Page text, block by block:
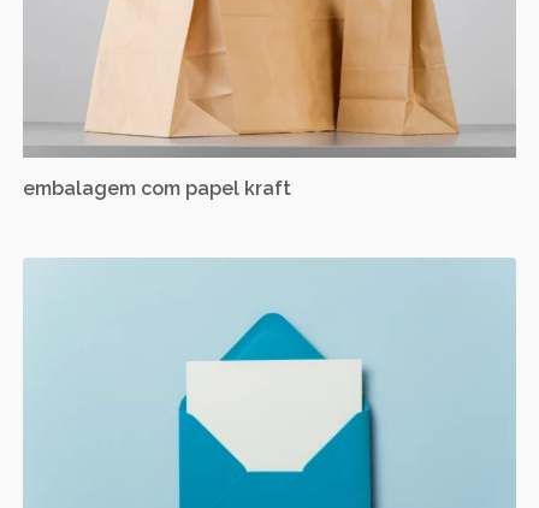
embalagem com papel kraft